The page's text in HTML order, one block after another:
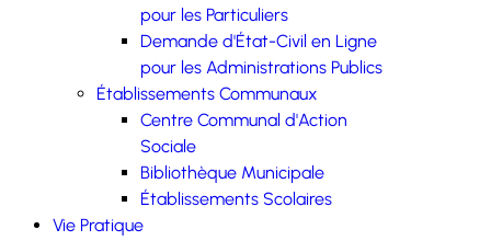
pour les Particuliers
Demande d'État-Civil en Ligne
pour les Administrations Publics
Établissements Communaux
Centre Communal d'Action
Sociale
Bibliothèque Municipale
Établissements Scolaires
Vie Pratique